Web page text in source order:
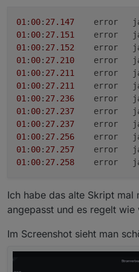
01 : 00: 27.147
01 : 00: 27.151
01 : 00: 27.152
01 : 00: 27.210
01 : 00: 27.211
01 : 00: 27.211
01 : 00: 27.236
01 : 00: 27.237
01 : 00: 27.237
01 : 00: 27.256
01 : 00: 27.257
01 : 00: 27.258
Ich habe das alte Skript mal
angepasst und es regelt wie
Im Screenshot sieht man